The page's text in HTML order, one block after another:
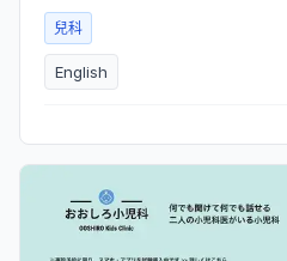
兒科
English